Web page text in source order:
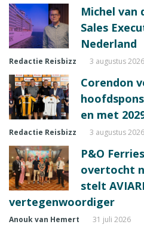
Michel van
Sales
Nederland
Redactie Reisbizz 3 augustus 2026
Corendon
en met
Redactie Reisbizz 3 augustus 2026
P&O
overtocht
stelt
vertegenwoordiger
Anouk van Hemert 31 juli 2026